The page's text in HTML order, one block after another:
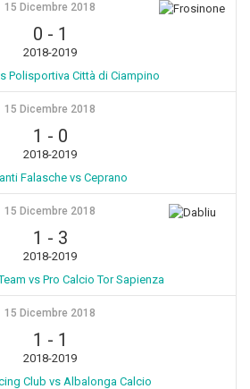
15 Dicembre 2018
0 - 1
2018-2019
Polisportiva Città di Ciampino
15 Dicembre 2018
1 - 0
2018-2019
Falasche vs Ceprano
15 Dicembre 2018
1 - 3
2018-2019
vs Pro Calcio Tor Sapienza
15 Dicembre 2018
1 - 1
2018-2019
Club vs Albalonga Calcio